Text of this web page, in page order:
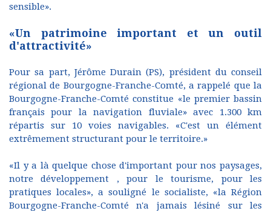
sensible».
«Un patrimoine important et un outil
d'attractivité»
Pour sa part, Jérôme Durain (PS), président du conseil
régional de Bourgogne-Franche-Comté, a rappelé que la
Bourgogne-Franche-Comté constitue «le premier bassin
français pour la navigation fluviale» avec 1.300 km
répartis sur 10 voies navigables. «C'est un élément
extrêmement structurant pour le territoire.»
«Il y a là quelque chose d'important pour nos paysages,
notre développement , pour le tourisme, pour les
pratiques locales», a souligné le socialiste, «la Région
Bourgogne-Franche-Comté n'a jamais lésiné sur les